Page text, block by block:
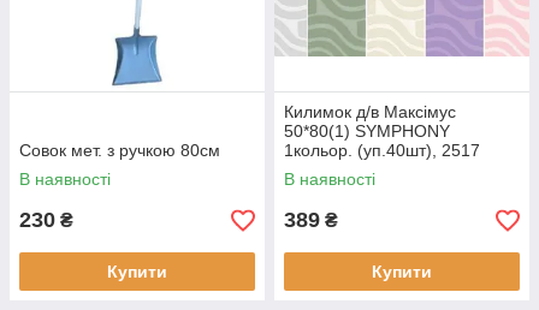
Совок мет. з ручкою 80см
В наявності
230 ₴
Купити
Килимок д/в Максімус
50*80(1) SYMPHONY
1кольор. (уп.40шт), 2517
молочний
В наявності
389 ₴
Купити